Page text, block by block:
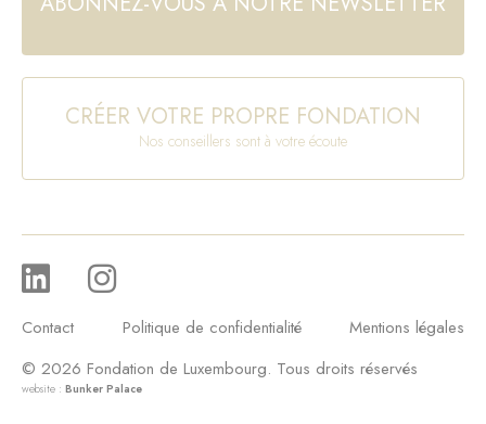
CRÉER VOTRE PROPRE FONDATION
Nos conseillers sont à votre écoute
Contact Politique de confidentialité
Mentions légales
© 2026 Fondation de Luxembourg. Tous droits réservés
website : Bunker Palace